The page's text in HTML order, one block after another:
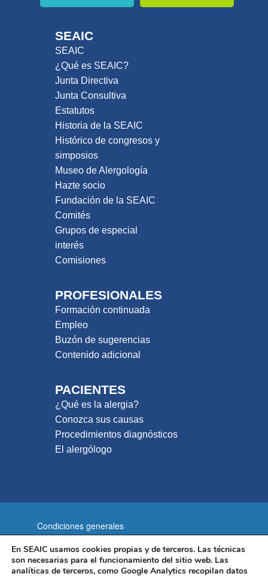
SEAIC
SEAIC
¿Qué es SEAIC?
Junta Directiva
Junta Consultiva
Estatutos
Historia de la SEAIC
Histórico de congresos y
simposios
Museo de Alergología
Hazte socio
Fundación de la SEAIC
Comités
Grupos de especial
interés
Comisiones
PROFESIONALES
Formación continuada
Empleo
Buzón de sugerencias
Contenido adicional
PACIENTES
¿Qué es la alergia?
Conozca sus causas
Procedimientos diagnósticos
El alergólogo
Condiciones generales
Política de privacidad
Política de cookies
Aviso legal
En SEAIC usamos cookies propias y de terceros. Las técnicas
son necesarias para el funcionamiento del sitio web. Las
analíticas de terceros, como Google Analytics recopilan datos